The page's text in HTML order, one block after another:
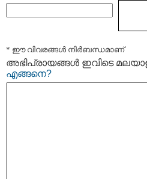
* ഈ വിവരങ്ങള്‍ നിര്‍ബന്ധമാണ്
അഭിപ്രായങ്ങള്‍ ഇവിടെ
എങ്ങനെ?